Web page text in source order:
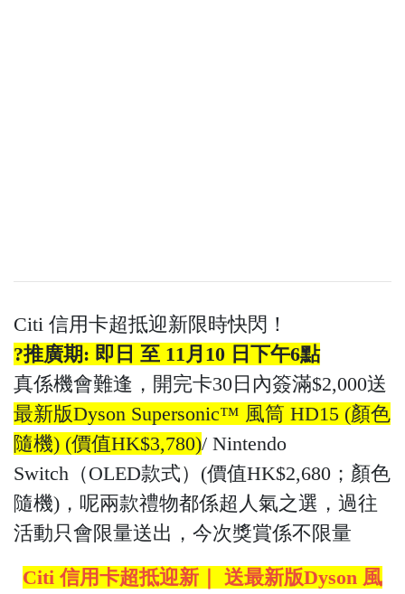
Citi 信用卡超抵迎新限時快閃！
?推廣期: 即日 至 11月10 日下午6點
真係機會難逢，開完卡30日內簽滿$2,000送
最新版Dyson Supersonic™ 風筒 HD15 (顏色
隨機) (價值HK$3,780)/ Nintendo
Switch（OLED款式）(價值HK$2,680；顏色
隨機)，呢兩款禮物都係超人氣之選，過往
活動只會限量送出，今次獎賞係不限量
Citi 信用卡超抵迎新｜ 送最新版Dyson 風